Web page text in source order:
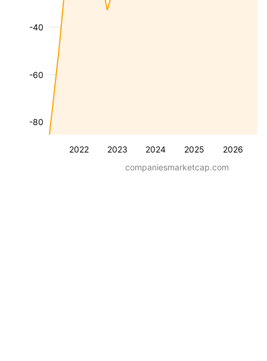
2022 2023 2024 2025 2026
-80
-60
-40
companiesmarketcap.com